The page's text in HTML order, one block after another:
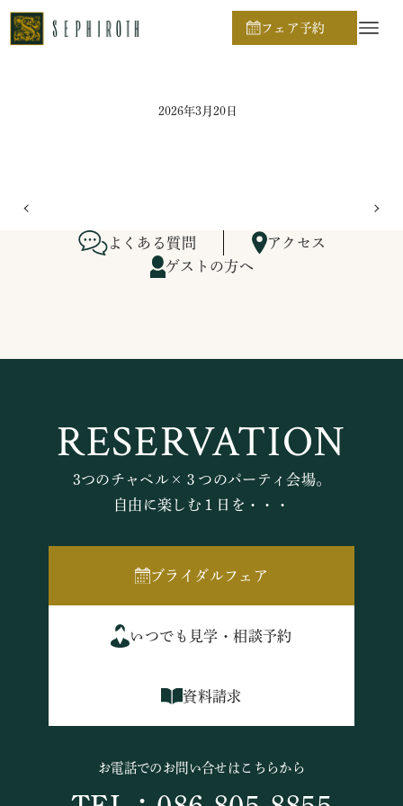
フェア予約
ホーム
2026年3月20日
よくある質問
アクセス
ゲストの方へ
RESERVATION
3つのチャペル×３つのパーティ会場。
自由に楽しむ１日を・・・
ブライダルフェア
いつでも見学・相談予約
資料請求
お電話でのお問い合せはこちらから